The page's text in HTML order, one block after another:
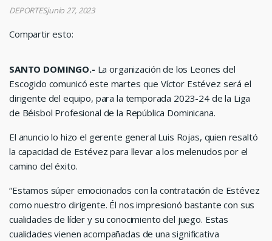
DEPORTESjunio 27, 2023
Compartir esto:
SANTO DOMINGO.- La organización de los Leones del
Escogido comunicó este martes que Víctor Estévez será el
dirigente del equipo, para la temporada 2023-24 de la Liga
de Béisbol Profesional de la República Dominicana.
El anuncio lo hizo el gerente general Luis Rojas, quien resaltó
la capacidad de Estévez para llevar a los melenudos por el
camino del éxito.
“Estamos súper emocionados con la contratación de Estévez
como nuestro dirigente. Él nos impresionó bastante con sus
cualidades de líder y su conocimiento del juego. Estas
cualidades vienen acompañadas de una significativa